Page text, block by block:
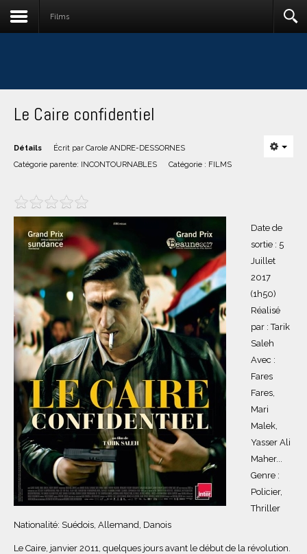
Films
Le Caire confidentiel
Détails Écrit par Carole ANDRE-DESSORNES
Catégorie parente: INCONTOURNABLES Catégorie : FILMS
Date de
sortie : 5
Juillet
2017
(1h50)
Réalisé
par : Tarik
Saleh
Avec :
Fares
Fares,
Mari
Malek,
Yasser Ali
Maher...
Genre :
Policier,
Thriller
Nationalité: Suédois, Allemand, Danois
Le Caire, janvier 2011, quelques jours avant le début de la révolution.